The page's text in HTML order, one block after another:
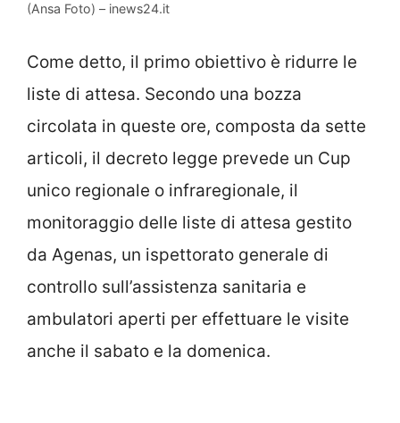
(Ansa Foto) – inews24.it
Come detto, il primo obiettivo è ridurre le
liste di attesa. Secondo una bozza
circolata in queste ore, composta da sette
articoli, il decreto legge prevede un Cup
unico regionale o infraregionale, il
monitoraggio delle liste di attesa gestito
da Agenas, un ispettorato generale di
controllo sull’assistenza sanitaria e
ambulatori aperti per effettuare le visite
anche il sabato e la domenica.